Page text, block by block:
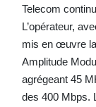
Telecom
L’opérateur,
mis en œuvre
Amplitude
agrégeant 45
des 400 Mbps.